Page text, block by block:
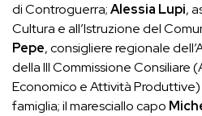
di Controguerra;Alessia Lupi,
Cultura e all’Istruzione del
Pepe, consigliere regionale
della III Commissione Consiliare
Economico e Attività
famiglia; il maresciallo capo